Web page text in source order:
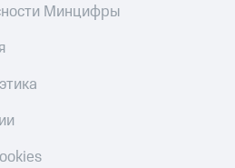
Минцифры